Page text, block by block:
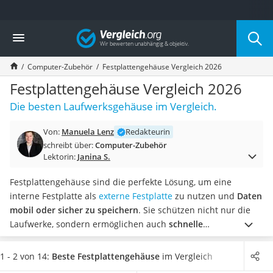
Die beliebtesten Vergleiche nach Kategorie
Elektronik
Powerstation
Monitor 32 Zoll 4K
Fernseher
Drucker
Desktop-PC
Diascanner
Laser-Multifunktionsdrucker
Powerstation mit Solarpanel
Gaming-PC
Soundbar
17-Zoll-Laptop
Satellitenschüssel
Gaming-Headset
Vergleich
Computer-Zubehör Festplattengehäuse Vergleich 2026
Festplattengehäuse Vergleich 2026
Die besten Laufwerksgehäuse im Vergleich.
Von: Manuela Lenz
Redakteurin
schreibt über:Computer-Zubehör
Lektorin: Janina S.
Festplattengehäuse sind die perfekte Lösung, um eine
interne Festplatte als externe Festplatte zu nutzen und Daten
mobil oder sicher zu speichern. Sie schützen nicht nur die
Laufwerke, sondern ermöglichen auch schnelle
Datenübertragungen über USB, Thunderbolt oder eSATA.
Verschiedene Online-Tests zu Festplattengehäusen zeigen,
1 - 2 von 14: Beste Festplattengehäuse im Vergleich